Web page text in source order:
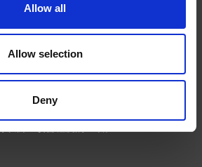
Allow all
Allow selection
Deny
和医疗等领域，部件的高精度加工对最终
所需时间的一小部分）来提高成品轮廓的
趋宏公司（EXTRUDE HONE®） 机械加